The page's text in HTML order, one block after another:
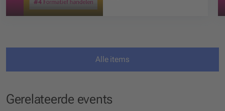
Alle items
Gerelateerde events